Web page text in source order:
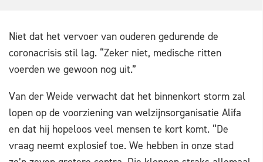
Niet dat het vervoer van ouderen gedurende de
coronacrisis stil lag. “Zeker niet, medische ritten
voerden we gewoon nog uit.”
Van der Weide verwacht dat het binnenkort storm zal
lopen op de voorziening van welzijnsorganisatie Alifa
en dat hij hopeloos veel mensen te kort komt. “De
vraag neemt explosief toe. We hebben in onze stad